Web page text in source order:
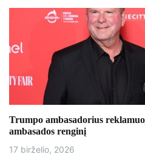
a
i
j
a
t
a
Trumpo ambasadorius
ambasados ​​renginį
17 birželio, 2026